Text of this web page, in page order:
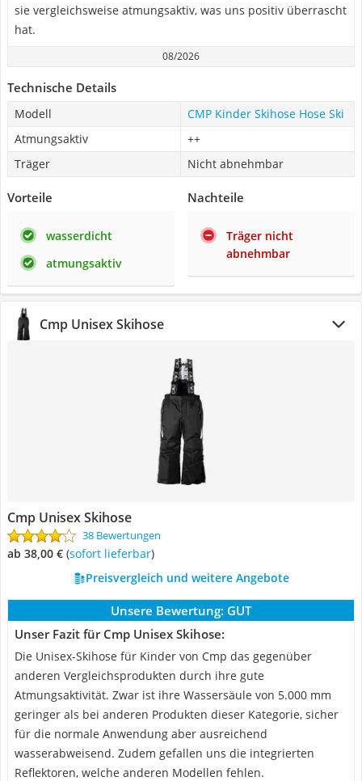
sie vergleichsweise atmungsaktiv, was uns positiv überrascht
hat.
08/2026
Technische Details
Modell
CMP Kinder Skihose Hose Ski
Atmungsaktiv
++
Träger
Nicht abnehmbar
Vorteile
wasserdicht
atmungsaktiv
Nachteile
Träger nicht
abnehmbar
Cmp Unisex Skihose
Cmp Unisex Skihose
38 Bewertungen
ab 38,00 € ( Sofort lieferbar)
Preisvergleich und weitere Angebote
Unsere Bewertung: GUT
Unser Fazit für Cmp Unisex Skihose:
Die Unisex-Skihose für Kinder von Cmp das gegenüber
anderen Vergleichsprodukten durch ihre gute
Atmungsaktivität. Zwar ist ihre Wassersäule von 5.000 mm
geringer als bei anderen Produkten dieser Kategorie, sicher
für die normale Anwendung aber ausreichend
wasserabweisend. Zudem gefallen uns die integrierten
Reflektoren, welche anderen Modellen fehlen.